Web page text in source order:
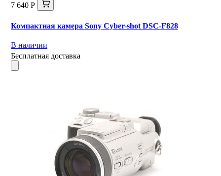
7 640 Р
Компактная камера Sony Cyber-shot DSC-F828
В наличии
Бесплатная доставка